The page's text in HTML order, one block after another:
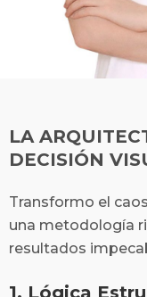
LA
DECISIÓN
Transformo el
una metodología
resultados